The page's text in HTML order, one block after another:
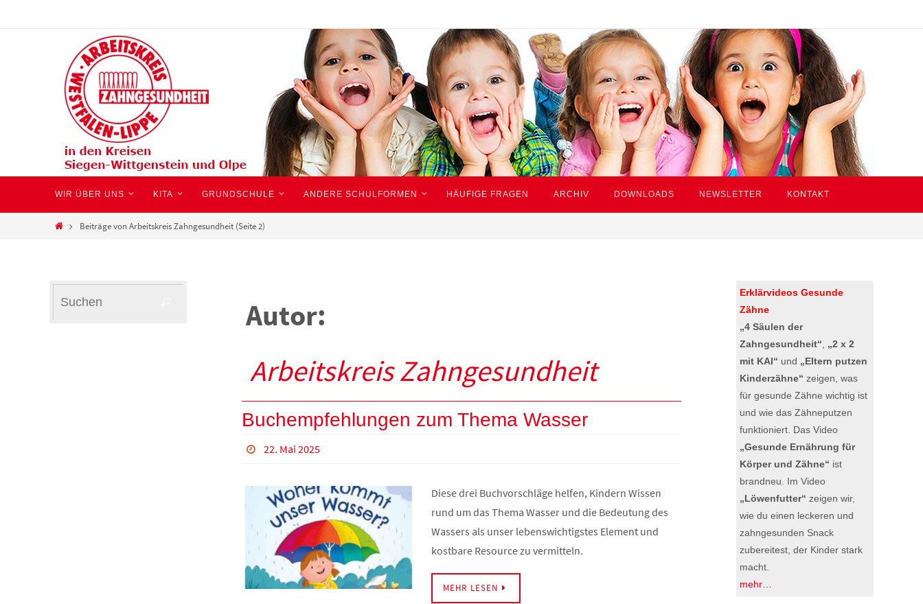
WIR ÜBER UNS KITA GRUNDSCHULE ANDERE SCHULFORMEN HÄUFIGE FRAGEN ARCHIV DOWNLOADS NEWSLETTER KONTAKT
StartBeiträge von Arbeitskreis Zahngesundheit(Seite 2)
Autor:
Arbeitskreis Zahngesundheit
Buchempfehlungen zum Thema Wasser
22. Mai 2025
Diese drei Buchvorschläge helfen, Kindern Wissen
rund um das Thema Wasser und die Bedeutung des
Wassers als unser lebenswichtigstes Element und
kostbare Resource zu vermitteln.
MEHR LESEN
Erklärvideos Gesunde
Zähne
„4 Säulen der
Zahngesundheit“
„2 x 2
mit KAI“ und „Eltern putzen
Kinderzähne“ zeigen, was
für gesunde Zähne wichtig ist
und wie das Zähneputzen
funktioniert. Das Video
„Gesunde Ernährung für
Körper und Zähne“ ist
brandneu. Im Video
„Löwenfutter“ zeigen wir,
wie du einen leckeren und
zahngesunden Snack
zubereitest, der Kinder stark
macht.
mehr…